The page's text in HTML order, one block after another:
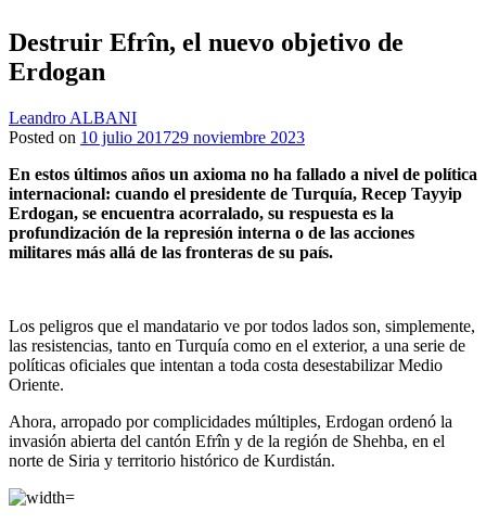
Destruir Efrîn, el nuevo objetivo de
Erdogan
Leandro ALBANI
Posted on 10 julio 201729 noviembre 2023
En estos últimos años un axioma no ha fallado a nivel de política
internacional: cuando el presidente de Turquía, Recep Tayyip
Erdogan, se encuentra acorralado, su respuesta es la
profundización de la represión interna o de las acciones
militares más allá de las fronteras de su país.
Los peligros que el mandatario ve por todos lados son, simplemente,
las resistencias, tanto en Turquía como en el exterior, a una serie de
políticas oficiales que intentan a toda costa desestabilizar Medio
Oriente.
Ahora, arropado por complicidades múltiples, Erdogan ordenó la
invasión abierta del cantón Efrîn y de la región de Shehba, en el
norte de Siria y territorio histórico de Kurdistán.